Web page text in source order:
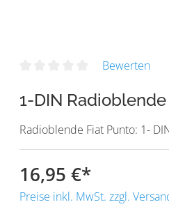
Bewerten
1-DIN
Radioblende Fiat Punto: 1-
16,95 €*
Preise inkl. MwSt. zzgl.